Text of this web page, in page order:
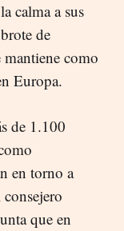
calma a sus
de
como
Europa.
de 1.100
en torno a
que en